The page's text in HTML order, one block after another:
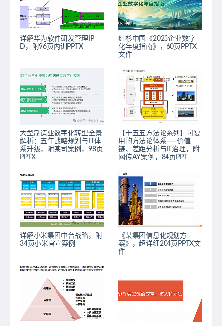
详解华为软件研发管理IP
D，附96页内训PPTX
红杉中国《2023企业数字
化年度指南》，60页PPTX
文件
大型制造业数字化转型全景
解析：五年战略规划与IT体
系升级，附某司案例，98页
PPTX
【十五五方法论系列】可复
用的方法论体系——价值
链、差距分析与IT治理，附
网传AY案例，84页PPT
详解小米集团中台战略，附
34页小米官宣案例
《某集团信息化规划方
案》，超详细204页PPTX文
件